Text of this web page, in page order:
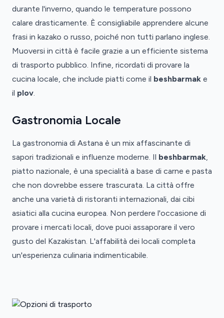
durante l'inverno, quando le temperature possono
calare drasticamente. È consigliabile apprendere alcune
frasi in kazako o russo, poiché non tutti parlano inglese.
Muoversi in città è facile grazie a un efficiente sistema
di trasporto pubblico. Infine, ricordati di provare la
cucina locale, che include piatti come il beshbarmak e
il plov.
Gastronomia Locale
La gastronomia di Astana è un mix affascinante di
sapori tradizionali e influenze moderne. Il beshbarmak,
piatto nazionale, è una specialità a base di carne e pasta
che non dovrebbe essere trascurata. La città offre
anche una varietà di ristoranti internazionali, dai cibi
asiatici alla cucina europea. Non perdere l'occasione di
provare i mercati locali, dove puoi assaporare il vero
gusto del Kazakistan. L'affabilità dei locali completa
un'esperienza culinaria indimenticabile.